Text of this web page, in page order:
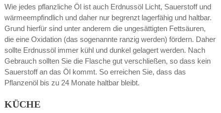
Wie jedes pflanzliche Öl ist auch Erdnussöl Licht, Sauerstoff und
wärmeempfindlich und daher nur begrenzt lagerfähig und haltbar.
Grund hierfür sind unter anderem die ungesättigten Fettsäuren,
die eine Oxidation (das sogenannte ranzig werden) fördern. Daher
sollte Erdnussöl immer kühl und dunkel gelagert werden. Nach
Gebrauch sollten Sie die Flasche gut verschließen, so dass kein
Sauerstoff an das Öl kommt. So erreichen Sie, dass das
Pflanzenöl bis zu 24 Monate haltbar bleibt.
KÜCHE